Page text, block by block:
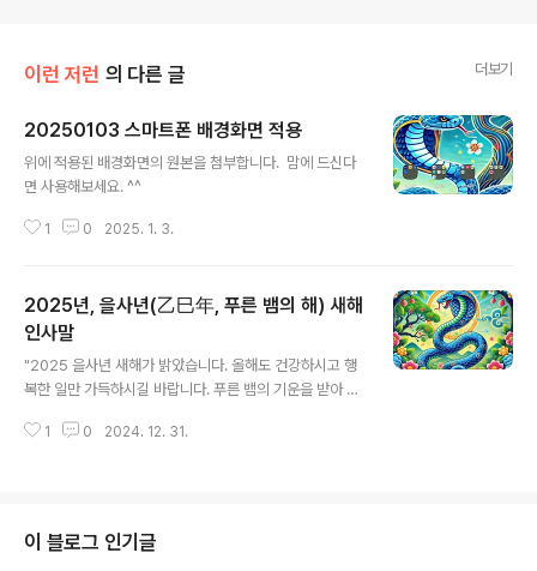
이런 저런 의 다른 글 더보기
20250103 스마트폰 배경화면 적용
위에 적용된 배경화면의 원본을 첨부합니다. 맘에 드신다
면 사용해보세요. ^^
1 0 2025. 1. 3.
2025년, 을사년(乙巳年, 푸른 뱀의 해) 새해
인사말
"2025 을사년 새해가 밝았습니다. 올해도 건강하시고 행
복한 일만 가득하시길 바랍니다. 푸른 뱀의 기운을 받아 모
물고 새로운 해가 밝았네요. 2025년에는 더욱 건강하시
올 한 해도 행복하고 즐거운 일만 가득하시길 기원합니다."
"새해 복 많이 받으세요! 올해는 더욱 건승하시고 소망하시
1 0 2024. 12. 31.
이 블로그 인기글